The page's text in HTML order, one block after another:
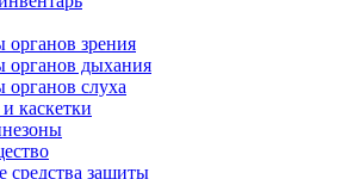
органов зрения
органов дыхания
органов слуха
каскетки
средства защиты